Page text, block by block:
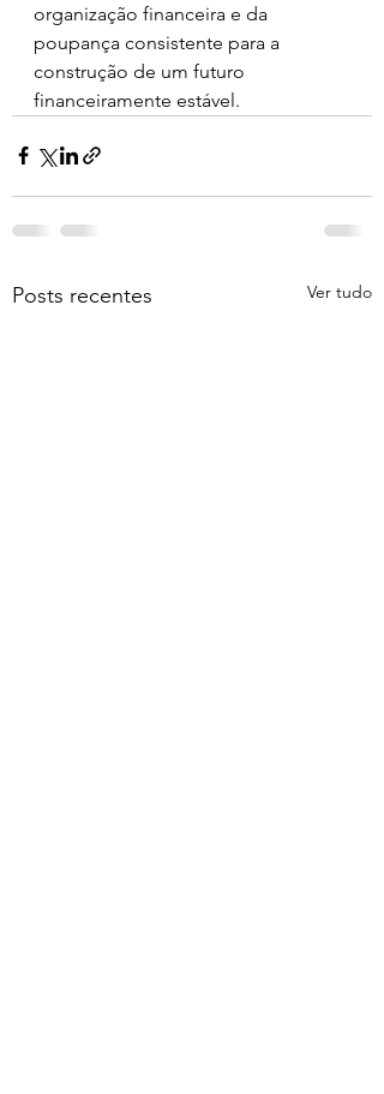
organização financeira e da
poupança consistente para a
construção de um futuro
financeiramente estável.
Posts recentes Ver tudo